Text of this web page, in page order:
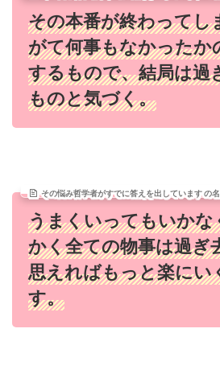
その本番が終わってし
がて何事もなかったか
するもので、結局は過
ものと気づく。
その悩み哲学者がすでに答えを出しています の
うまくいってもいかな
かく全ての物事は過ぎ
思えればもっと楽にい
す。